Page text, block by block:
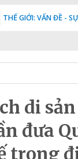
THẾ GIỚI: VẤN ĐỀ -
di sản
đưa
trọng